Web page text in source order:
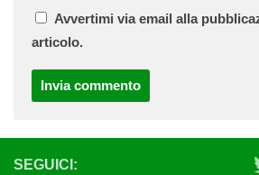
Avvertimi via email alla
articolo.
SEGUICI: